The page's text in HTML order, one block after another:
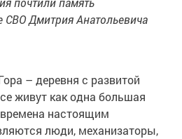
СВО Дмитрия Анатольевича
– деревня с развитой
живут как одна большая
настоящим
люди, механизаторы,